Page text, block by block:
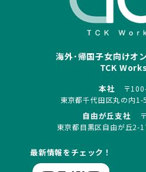
海外･帰国子女向けオ
TCK
本社
〒
東京都千代田区丸の内
自由が丘支社
東京都目黒区自由が丘2-
最新情報をチェック！